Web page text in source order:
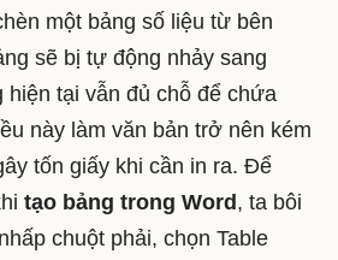
một bảng số liệu từ bên
sẽ bị tự động nhảy sang
hiện tại vẫn đủ chỗ để chứa
này làm văn bản trở nên kém
tốn giấy khi cần in ra. Để
tạo bảng trong Word , ta bôi
chuột phải, chọn Table